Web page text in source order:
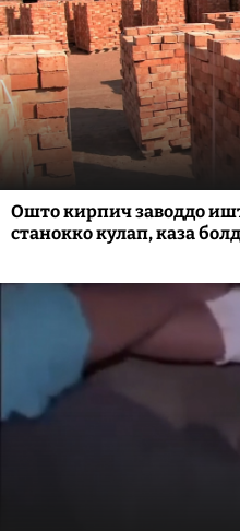
Ошто кирпич заводдо
станокко кулап, каза